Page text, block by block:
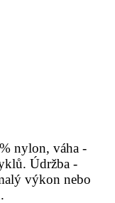
nylon, váha -
Údržba -
výkon nebo